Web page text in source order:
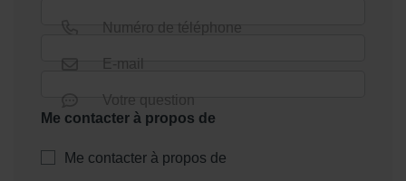
Numéro de téléphone
E-mail
Votre question
Me contacter à propos de
Me contacter à propos de